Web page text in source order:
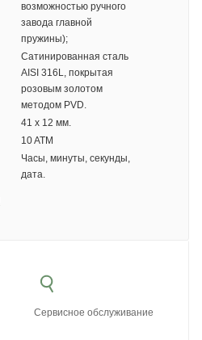
возможностью ручного
завода главной
пружины);
Сатинированная сталь
AISI 316L, покрытая
розовым золотом
методом PVD.
41 х 12 мм.
10 ATM
Часы, минуты, секунды,
дата.
Сервисное обслуживание